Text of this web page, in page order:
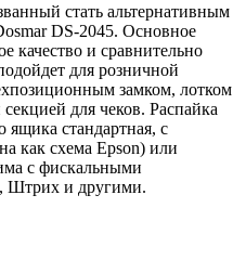
стать альтернативным
DS-2045. Основное
качество и сравнительно
для розничной
замком, лотком
для чеков. Распайка
ящика стандартная, с
как схема Epson) или
с фискальными
Штрих и другими.